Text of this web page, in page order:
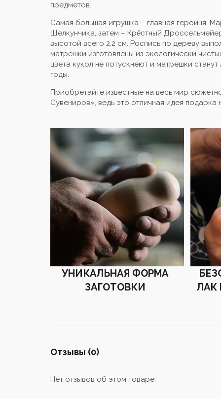
предметов.
Самая большая игрушка – главная героиня,
Щелкунчика, затем – Крёстный
высотой всего 2,2 см. Роспись по дереву
матрешки изготовлены из экологически
цвета кукол не потускнеют и матрешки
годы.
Приобретайте известные на весь мир
Сувениров», ведь это отличная идея
УНИКАЛЬНАЯ ФОРМА
ЗАГОТОВКИ
ЛАК
Отзывы (0)
Нет отзывов об этом товаре.